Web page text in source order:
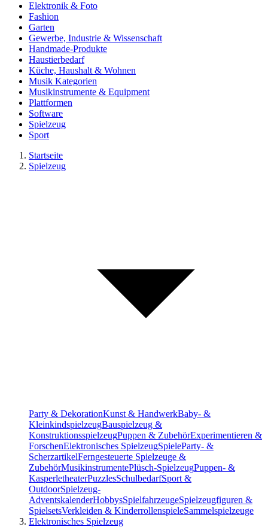
Elektronik & Foto
Fashion
Garten
Gewerbe, Industrie & Wissenschaft
Handmade-Produkte
Haustierbedarf
Küche, Haushalt & Wohnen
Musik Kategorien
Musikinstrumente & Equipment
Plattformen
Software
Spielzeug
Sport
Startseite
Spielzeug
Party & DekorationKunst & HandwerkBaby- &
KleinkindspielzeugBauspielzeug &
KonstruktionsspielzeugPuppen & ZubehörExperimentieren &
ForschenElektronisches SpielzeugSpieleParty- &
ScherzartikelFerngesteuerte Spielzeuge &
ZubehörMusikinstrumentePlüsch-SpielzeugPuppen- &
KasperletheaterPuzzlesSchulbedarfSport &
OutdoorSpielzeug-
AdventskalenderHobbysSpielfahrzeugeSpielzeugfiguren &
SpielsetsVerkleiden & KinderrollenspieleSammelspielzeuge
Elektronisches Spielzeug